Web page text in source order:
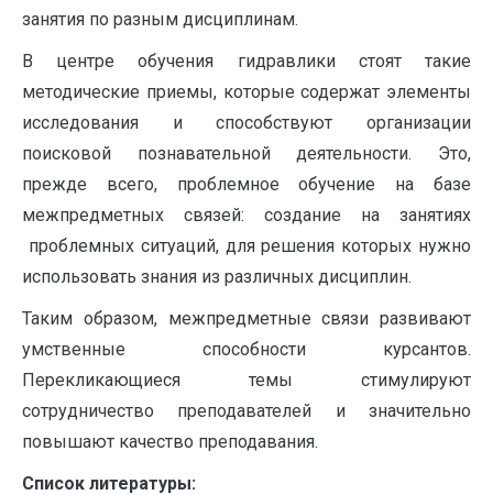
занятия по разным дисциплинам.
В центре обучения гидравлики стоят такие
методические приемы, которые содержат элементы
исследования и способствуют организации
поисковой познавательной деятельности. Это,
прежде всего, проблемное обучение на базе
межпредметных связей: создание на занятиях
проблемных ситуаций, для решения которых нужно
использовать знания из различных дисциплин.
Таким образом, межпредметные связи развивают
умственные способности курсантов.
Перекликающиеся темы стимулируют
сотрудничество преподавателей и значительно
повышают качество преподавания.
Список литературы: